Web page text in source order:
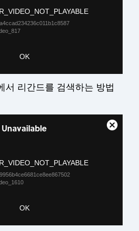
OK
리간드를 검색하는 방법
OK
Close